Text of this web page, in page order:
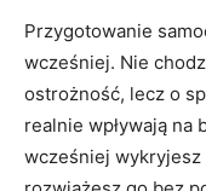
Przygotowanie
wcześniej. Nie
ostrożność, lecz o
realnie wpływają na
wcześniej wykryjesz